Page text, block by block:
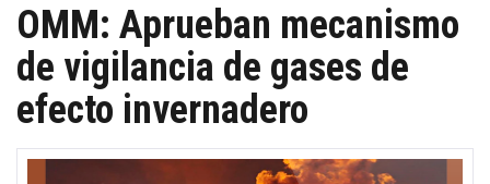
OMM: Aprueban mecanismo
de vigilancia de gases de
efecto invernadero